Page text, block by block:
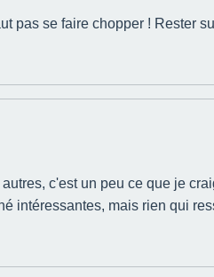
pas se faire chopper ! Rester
c'est un peu ce que je
intéressantes, mais rien qui